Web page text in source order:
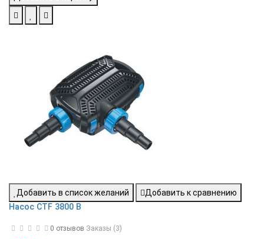
Звоните. Здесь всегда можно получить профессиональную
Интернет магазинPrudovoyтрадиционно предоставляет
большой выбор оборудования для пруда напрямую от
производителя по доступной цене и гарантирует их высокое
качество, а также соответствие всем существующим
стандартам. А если у вас остались вопросы звоните нам
обязательно подскажем и расскажем всё что сами знаем
Добавить в список желаний
Добавить к сравнению
Насос CTF 3800 B
0 отзывов Заказы (3)